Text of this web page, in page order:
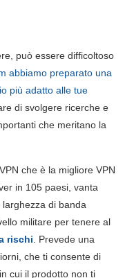
può essere difficoltoso
abbiamo preparato una
più adatto alle tue
di svolgere ricerche e
che meritano la
che è la migliore VPN
in 105 paesi, vanta
di banda
militare per tenere al
rischi . Prevede una
che ti consente di
cui il prodotto non ti